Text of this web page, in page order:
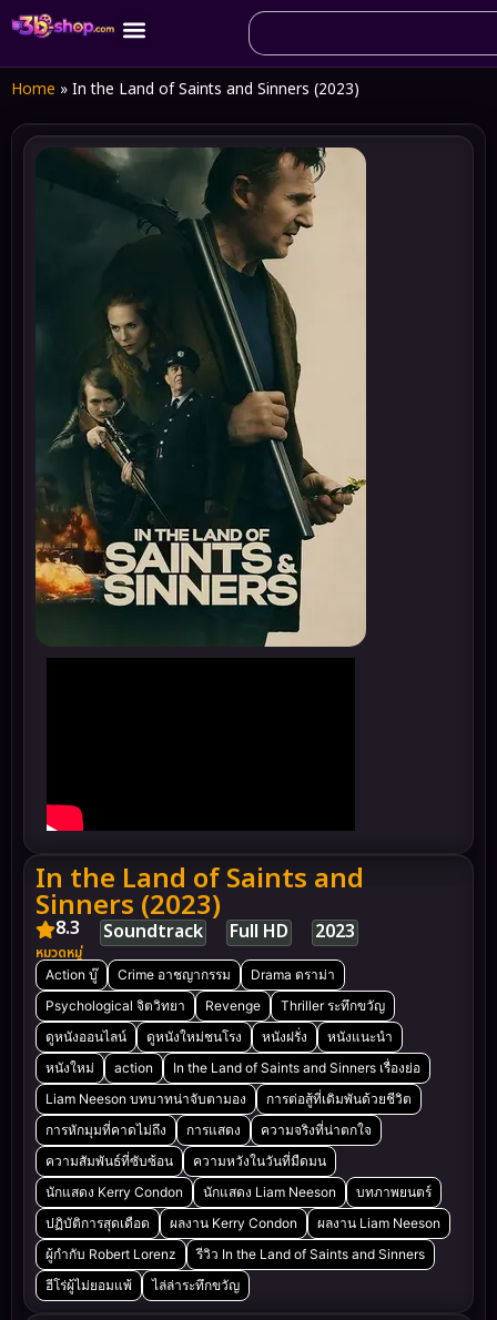
Home » In the Land of Saints and Sinners (2023)
In the Land of Saints and
Sinners (2023)
8.3 Soundtrack Full HD 2023
หมวดหมู่
Action บู๊ Crime อาชญากรรม
Drama ดราม่า
Psychological จิตวิทยา
Revenge
Thriller ระทึกขวัญ
ดูหนังออนไลน์
ดูหนังใหม่ชนโรง หนังฝรั่ง
หนังแนะนำ
หนังใหม่
action
In the Land of Saints and Sinners เรื่องย่อ
Liam Neeson บทบาทน่าจับตามอง
การต่อสู้ที่เดิมพันด้วยชีวิต
การหักมุมที่คาดไม่ถึง
การแสดง
ความจริงที่น่าตกใจ
ความสัมพันธ์ที่ซับซ้อน
ความหวังในวันที่มืดมน
นักแสดง Kerry Condon
นักแสดง Liam Neeson
บทภาพยนตร์
ปฏิบัติการสุดเดือด
ผลงาน Kerry Condon
ผลงาน Liam Neeson
ผู้กำกับ Robert Lorenz
รีวิว In the Land of Saints and Sinners
ฮีโร่ผู้ไม่ยอมแพ้
ไล่ล่าระทึกขวัญ